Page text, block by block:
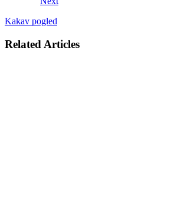
Kakav pogled
Related Articles